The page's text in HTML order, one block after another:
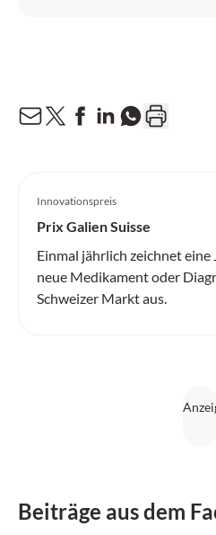
Innovationspreis
Prix Galien Suisse
Einmal jährlich zeichnet
neue Medikament oder
Schweizer Markt aus.
Beiträge aus dem